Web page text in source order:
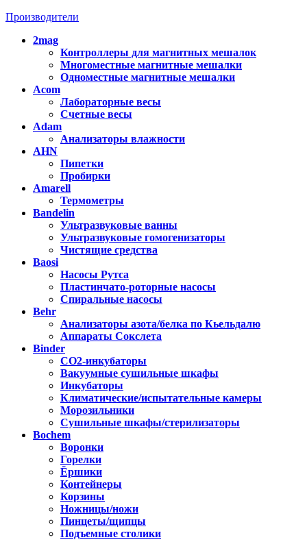
Производители
2mag
Контроллеры для магнитных мешалок
Многоместные магнитные мешалки
Одноместные магнитные мешалки
Acom
Лабораторные весы
Счетные весы
Adam
Анализаторы влажности
AHN
Пипетки
Пробирки
Amarell
Термометры
Bandelin
Ультразвуковые ванны
Ультразвуковые гомогенизаторы
Чистящие средства
Baosi
Насосы Рутса
Пластинчато-роторные насосы
Спиральные насосы
Behr
Анализаторы азота/белка по Кьельдалю
Аппараты Сокслета
Binder
CO2-инкубаторы
Вакуумные сушильные шкафы
Инкубаторы
Климатические/испытательные камеры
Морозильники
Сушильные шкафы/стерилизаторы
Bochem
Воронки
Горелки
Ёршики
Контейнеры
Корзины
Ножницы/ножи
Пинцеты/щипцы
Подъемные столики